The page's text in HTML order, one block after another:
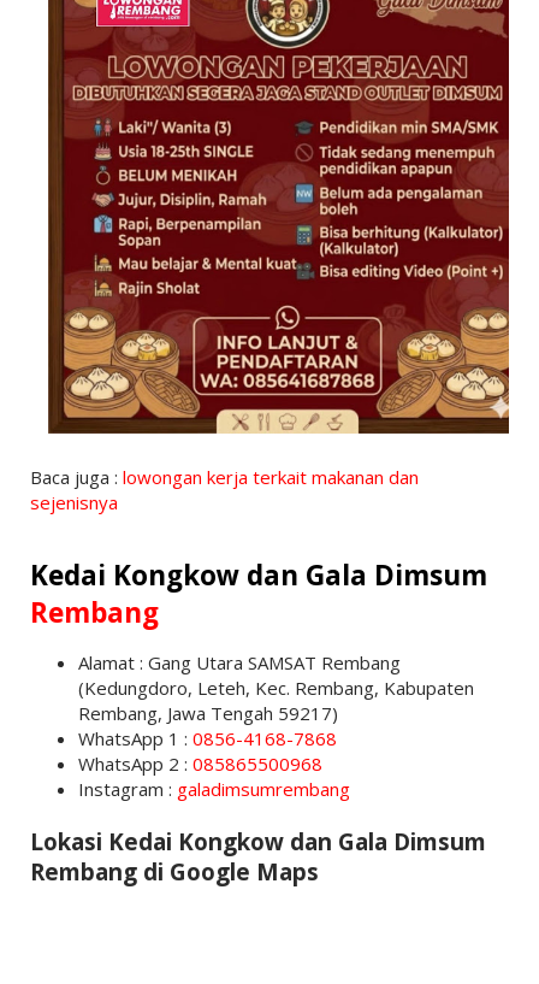
Baca juga : lowongan kerja terkait makanan dan
sejenisnya
Kedai Kongkow dan Gala Dimsum
Rembang
Alamat : Gang Utara SAMSAT Rembang
(Kedungdoro, Leteh, Kec. Rembang, Kabupaten
Rembang, Jawa Tengah 59217)
WhatsApp 1 : 0856-4168-7868
WhatsApp 2 : 085865500968
Instagram : galadimsumrembang
Lokasi Kedai Kongkow dan Gala Dimsum
Rembang di Google Maps